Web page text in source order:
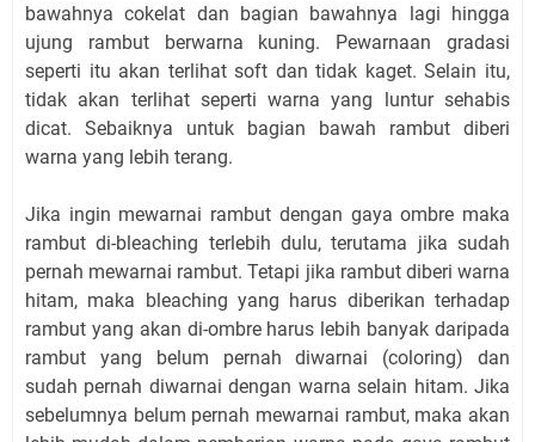
bawahnya cokelat dan bagian bawahnya lagi hingga
ujung rambut berwarna kuning. Pewarnaan gradasi
seperti itu akan terlihat soft dan tidak kaget. Selain itu,
tidak akan terlihat seperti warna yang luntur sehabis
dicat. Sebaiknya untuk bagian bawah rambut diberi
warna yang lebih terang.
Jika ingin mewarnai rambut dengan gaya ombre maka
rambut di-bleaching terlebih dulu, terutama jika sudah
pernah mewarnai rambut. Tetapi jika rambut diberi warna
hitam, maka bleaching yang harus diberikan terhadap
rambut yang akan di-ombre harus lebih banyak daripada
rambut yang belum pernah diwarnai (coloring) dan
sudah pernah diwarnai dengan warna selain hitam. Jika
sebelumnya belum pernah mewarnai rambut, maka akan